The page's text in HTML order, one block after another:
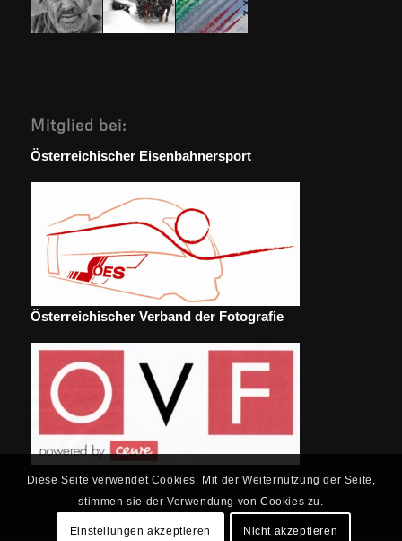
Mitglied bei:
Österreichischer Eisenbahnersport
Österreichischer Verband der Fotografie
Diese Seite verwendet Cookies. Mit der Weiternutzung der Seite,
stimmen sie der Verwendung von Cookies zu.
Einstellungen akzeptieren Nicht akzeptieren